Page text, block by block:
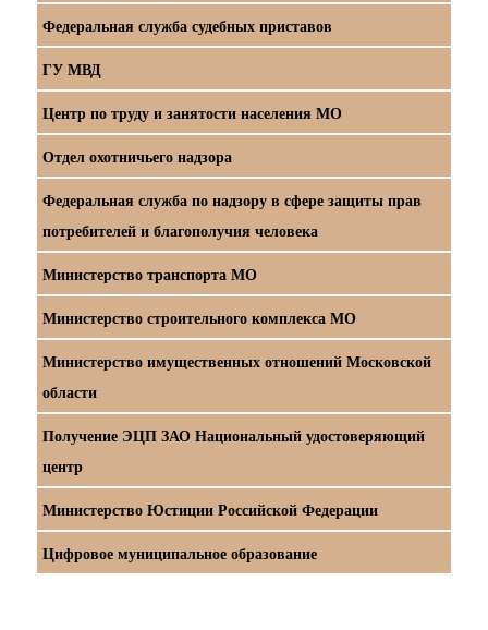
Федеральная служба судебных приставов
ГУ МВД
Центр по труду и занятости населения МО
Отдел охотничьего надзора
Федеральная служба по надзору в сфере защиты прав
потребителей и благополучия человека
Министерство транспорта МО
Министерство строительного комплекса МО
Министерство имущественных отношений Московской
области
Получение ЭЦП ЗАО Национальный удостоверяющий
центр
Министерство Юстиции Российской Федерации
Цифровое муниципальное образование